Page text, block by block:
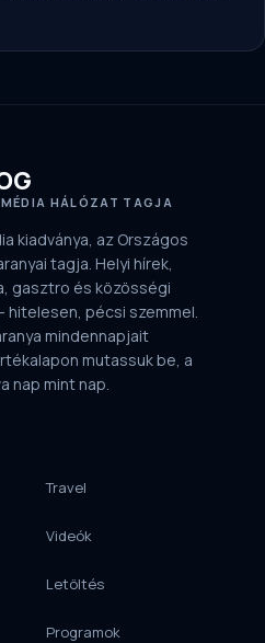
HÁLÓZAT TAGJA
kiadványa, az Országos
tagja. Helyi hírek,
gasztro és közösségi
pécsi szemmel.
mindennapjait
mutassuk be, a
nap mint nap.
Travel
Videók
Letöltés
Programok